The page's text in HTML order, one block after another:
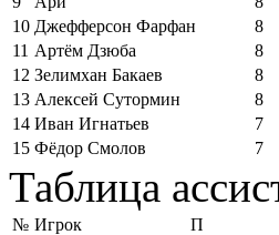
10 Джефферсон Фарфан
8
11 Артём Дзюба
8
12 Зелимхан Бакаев
8
13 Алексей Сутормин
8
14 Иван Игнатьев
7
15 Фёдор Смолов 7
Таблица
№ Игрок
П